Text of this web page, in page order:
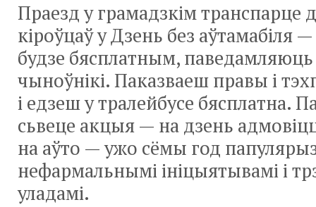
Праезд у грамадзкім транспарце
кіроўцаў у Дзень без аўтамабіля
будзе бясплатным, паведамляюць
чыноўнікі. Паказваеш правы і
і едзеш у тралейбусе бясплатна.
сьвеце акцыя — на дзень
на аўто — ужо сёмы год
нефармальнымі ініцыятывамі і
уладамі.